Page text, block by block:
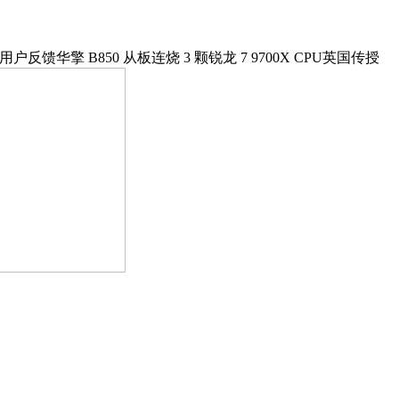
户反馈华擎 B850 从板连烧 3 颗锐龙 7 9700X CPU英国传授